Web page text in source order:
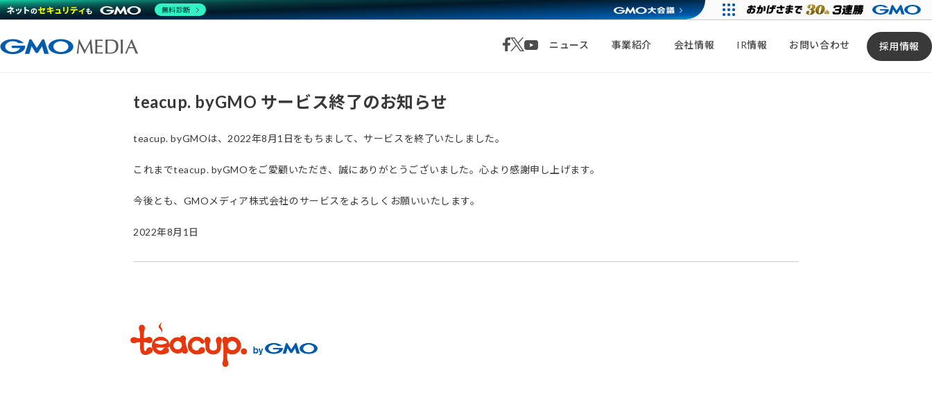
ニュース 事業紹介 会社情報 IR情報 お問い合わせ 採用情報
teacup. byGMO サービス終了のお知らせ
teacup. byGMOは、2022年8月1日をもちまして、サービスを終了いたしました。
これまでteacup. byGMOをご愛顧いただき、誠にありがとうございました。心より感謝申し上げます。
今後とも、GMOメディア株式会社のサービスをよろしくお願いいたします。
2022年8月1日
無料診断